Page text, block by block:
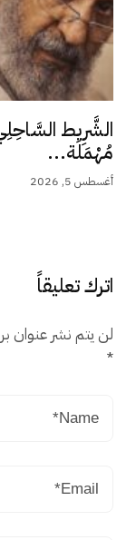
الشَّرِيط
مُهْمَلَة...
أغسطس 5, 2026
اترك تعليقاً
لن يتم نشر عنوان
*